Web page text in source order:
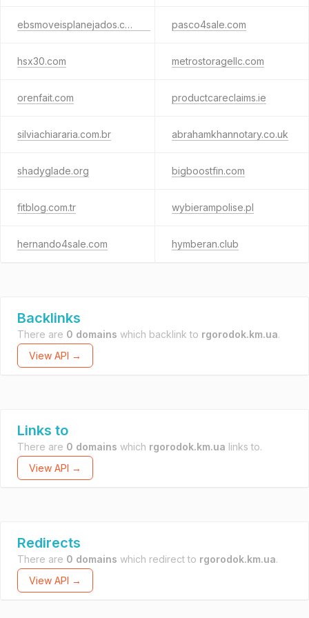
ebsmoveisplanejados.com.br pasco4sale.com
hsx30.com metrostoragellc.com
orenfait.com productcareclaims.ie
silviachiararia.com.br abrahamkhannotary.co.uk
shadyglade.org bigboostfin.com
fitblog.com.tr wybierampolise.pl
hernando4sale.com hymberan.club
Backlinks
There are 0 domains which backlink to rgorodok.km.ua.
View API →
Links to
There are 0 domains which rgorodok.km.ua links to.
View API →
Redirects
There are 0 domains which redirect to rgorodok.km.ua.
View API →